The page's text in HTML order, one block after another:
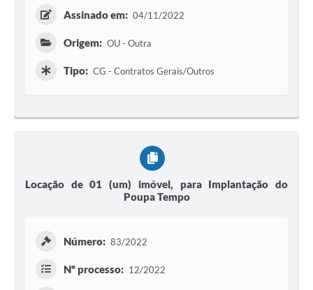
Assinado em: 04/11/2022
Origem: OU - Outra
Tipo: CG - Contratos Gerais/Outros
Locação de 01 (um) imóvel, para Implantação do
Poupa Tempo
Número: 83/2022
Nº processo: 12/2022